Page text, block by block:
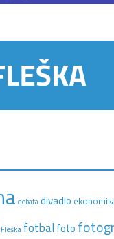
debata divadlo
Fleška fotbal foto